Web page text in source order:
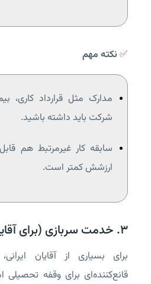
✅ نکته مهم
مدارک مثل قرارداد کاری،
شرکت باید داشته باشید.
سابقه کار غیرمرتبط هم
ارزشش کمتر است.
۳. خدمت سربازی (برای آقایان)
برای بسیاری از آقایان
قانع‌کننده‌ای برای وقفه